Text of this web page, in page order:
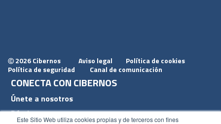
Este Sitio Web utiliza cookies propias y de terceros con fines
Ⓒ 2026 Cibernos Aviso legal
Política de cookies
Política de seguridad
Canal de comunicación
CONECTA CON CIBERNOS
Únete a nosotros
Dónde estamos